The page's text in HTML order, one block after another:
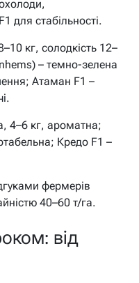
для стабільності.
кг, солодкість 12–
– темно-зелена
Атаман F1 –
4–6 кг, ароматна;
Кредо F1 –
фермерів
40–60 т/га.
від